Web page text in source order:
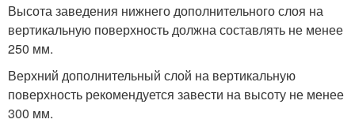
Высота заведения нижнего дополнительного слоя на
вертикальную поверхность должна составлять не менее
250 мм.
Верхний дополнительный слой на вертикальную
поверхность рекомендуется завести на высоту не менее
300 мм.